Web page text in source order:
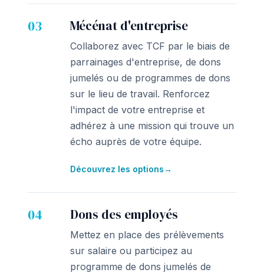
03 Mécénat d'entreprise
Collaborez avec TCF par le biais de
parrainages d'entreprise, de dons
jumelés ou de programmes de dons
sur le lieu de travail. Renforcez
l'impact de votre entreprise et
adhérez à une mission qui trouve un
écho auprès de votre équipe.
Découvrez les options→
04 Dons des employés
Mettez en place des prélèvements
sur salaire ou participez au
programme de dons jumelés de